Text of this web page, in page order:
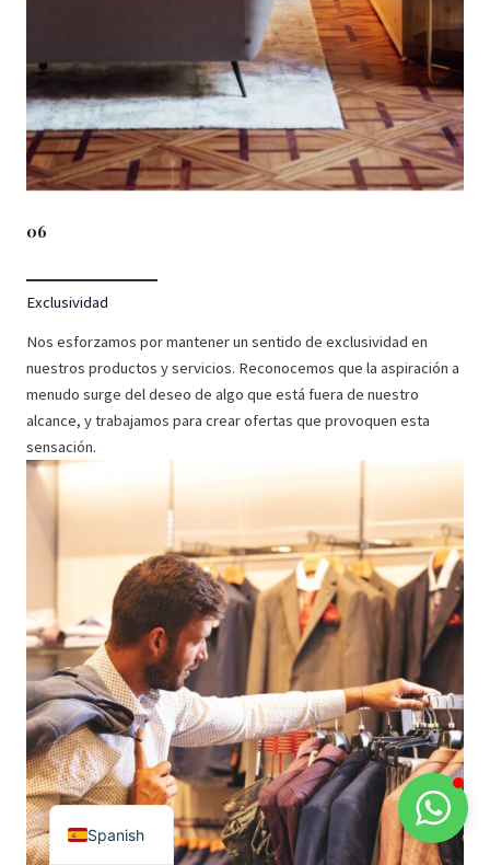
06
Exclusividad
Nos esforzamos por mantener un sentido de exclusividad en
nuestros productos y servicios. Reconocemos que la aspiración a
menudo surge del deseo de algo que está fuera de nuestro
alcance, y trabajamos para crear ofertas que provoquen esta
sensación.
Spanish
Italian
English
French
German